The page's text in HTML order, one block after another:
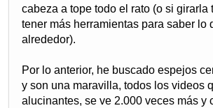
cabeza a tope todo el rato (o si girarla
tener más herramientas para saber lo
alrededor).
Por lo anterior, he buscado espejos
y son una maravilla, todos los videos
alucinantes, se ve 2.000 veces más y